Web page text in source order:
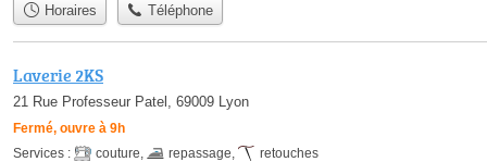
Horaires Téléphone
Laverie 2KS
21 Rue Professeur Patel, 69009 Lyon
Fermé, ouvre à 9h
Services :
couture, repassage, retouches